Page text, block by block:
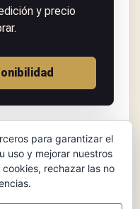
y precio
comisión por compras
sin coste adicional
para garantizar el
uso y mejorar nuestros
rechazar las no